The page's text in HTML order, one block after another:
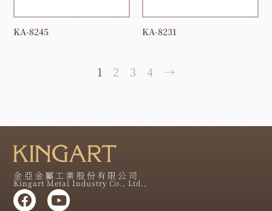
KA-8245 KA-8231
1 2 3 4 →
金亞金屬工業股份有限公司
Kingart Metal Industry Co., Ltd.,